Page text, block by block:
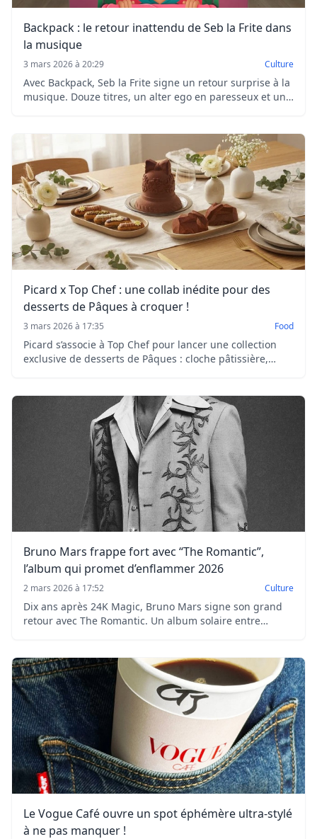
Backpack : le retour inattendu de Seb la Frite dans
la musique
3 mars 2026 à 20:29 Culture
Avec Backpack, Seb la Frite signe un retour surprise à la
musique. Douze titres, un alter ego en paresseux et un
Picard x Top Chef : une collab inédite pour des
desserts de Pâques à croquer !
3 mars 2026 à 17:35 Food
Picard s’associe à Top Chef pour lancer une collection
exclusive de desserts de Pâques : cloche pâtissière,
Bruno Mars frappe fort avec “The Romantic”,
l’album qui promet d’enflammer 2026
2 mars 2026 à 17:52 Culture
Dix ans après 24K Magic, Bruno Mars signe son grand
retour avec The Romantic. Un album solaire entre
Le Vogue Café ouvre un spot éphémère ultra-stylé
à ne pas manquer !